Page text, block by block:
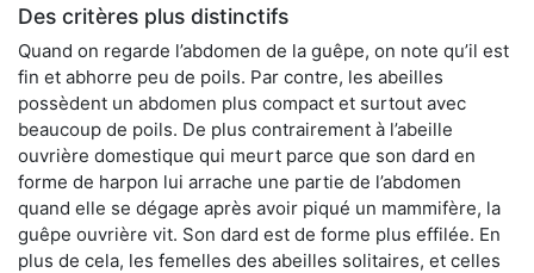
Des critères plus distinctifs
Quand on regarde l’abdomen de la guêpe, on note qu’il est
fin et abhorre peu de poils. Par contre, les abeilles
possèdent un abdomen plus compact et surtout avec
beaucoup de poils. De plus contrairement à l’abeille
ouvrière domestique qui meurt parce que son dard en
forme de harpon lui arrache une partie de l’abdomen
quand elle se dégage après avoir piqué un mammifère, la
guêpe ouvrière vit. Son dard est de forme plus effilée. En
plus de cela, les femelles des abeilles solitaires, et celles